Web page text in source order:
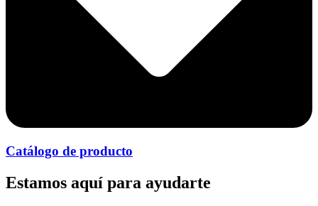
Catálogo de producto
Estamos aquí para ayudarte